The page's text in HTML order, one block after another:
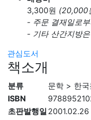
3,300원 (20,000
- 주문 결재일로
- 기타 산간지방
관심도서
책소개
분류
문학 > 한
ISBN
초판발행일 2001.02.26